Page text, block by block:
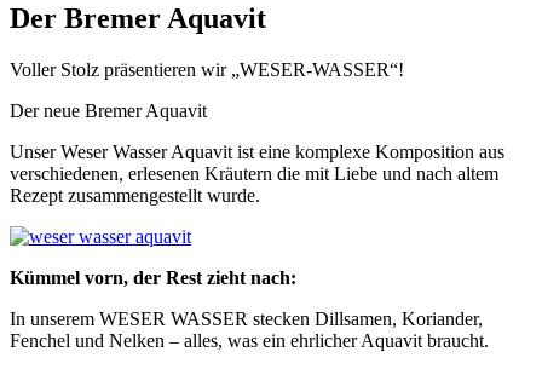
Der Bremer Aquavit
Voller Stolz präsentieren wir „WESER-WASSER“!
Der neue Bremer Aquavit
Unser Weser Wasser Aquavit ist eine komplexe Komposition aus
verschiedenen, erlesenen Kräutern die mit Liebe und nach altem
Rezept zusammengestellt wurde.
Kümmel vorn, der Rest zieht nach:
In unserem WESER WASSER stecken Dillsamen, Koriander,
Fenchel und Nelken – alles, was ein ehrlicher Aquavit braucht.